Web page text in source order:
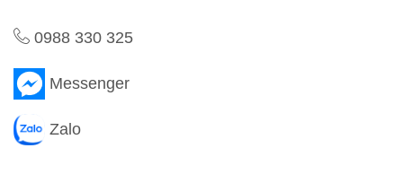
0988 330 325
Messenger
Zalo